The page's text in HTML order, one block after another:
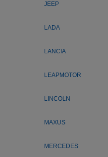
JEEP
LADA
LANCIA
LEAPMOTOR
LINCOLN
MAXUS
MERCEDES